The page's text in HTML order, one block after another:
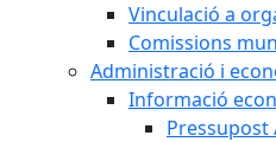
Vinculació a
Comissions
Administració i
Informació
Pressupost